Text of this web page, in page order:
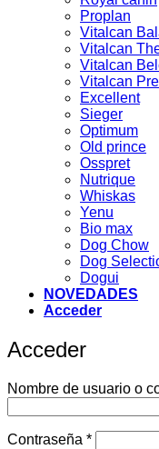
Proplan
Vitalcan
Vitalcan
Vitalcan
Vitalcan
Excellent
Sieger
Optimum
Old prince
Osspret
Nutrique
Whiskas
Yenu
Bio max
Dog Chow
Dog
Dogui
NOVEDADES
Acceder
Acceder
Nombre de usuario o
Contraseña *Obligatorio